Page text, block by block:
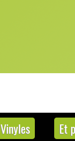
Vinyles Et